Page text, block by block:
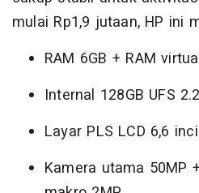
mulai Rp1,9 jutaan, HP ini
RAM 6GB + RAM
Internal 128GB UFS 2.2
Layar PLS LCD 6,6
Kamera utama 50MP